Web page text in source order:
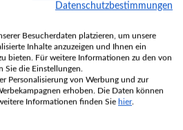
Datenschutzbestimmungen
Besucherdaten platzieren, um unsere
Inhalte anzuzeigen und Ihnen ein
bieten. Für weitere Informationen zu den von
Sie die Einstellungen.
Personalisierung von Werbung und zur
erhoben. Die Daten können
Informationen finden Sie hier.